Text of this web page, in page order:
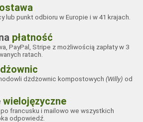
lub punkt odbioru w Europie i w 41 krajach.
płatność
PayPal, Stripe z możliwością zapłaty w 3
ratach.
dżdżownic kompostowych(Willy) od
wielojęzyczne
francusku i mailowo we wszystkich
odpowiedź.